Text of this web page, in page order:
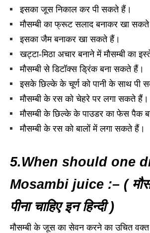
इसका जूस निकाल कर पी सकते हैं।
मौसम्बी का फ्रूट सलाद बनाकर खा
इसका जैम बनाकर खा सकते हैं।
खट्टा-मिठा अचार बनाने में मौसम्बी का
मौसम्बी से डिटॉक्स ड्रिंक बना सकते हैं।
इसके छिल्के के चूर्ण को पानी के साथ पी
मौसम्बी के रस को चेहरे पर लगा सकते हैं।
मौसम्बी के छिल्के के पाउडर का फेस पैक
मौसम्बी के रस को बालों में लगा सकते हैं।
5.When should one
Mosambi juice :– (
पीना चाहिए इन हिन्दी )
मौसम्बी के जूस का सेवन करने का उचित वक्त